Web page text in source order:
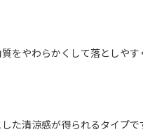
をやわらかくして落としや
た清涼感が得られるタイプ